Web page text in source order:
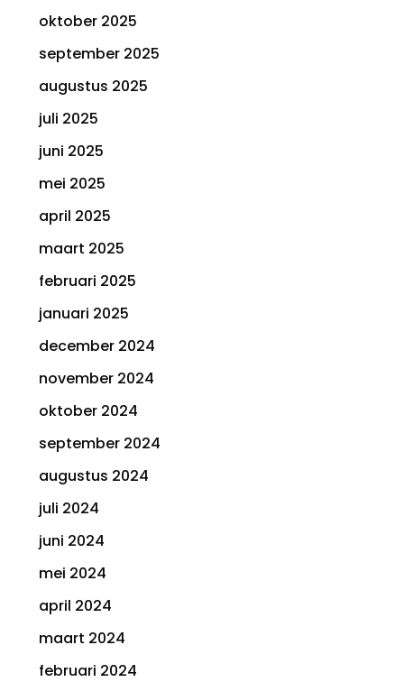
oktober 2025
september 2025
augustus 2025
juli 2025
juni 2025
mei 2025
april 2025
maart 2025
februari 2025
januari 2025
december 2024
november 2024
oktober 2024
september 2024
augustus 2024
juli 2024
juni 2024
mei 2024
april 2024
maart 2024
februari 2024